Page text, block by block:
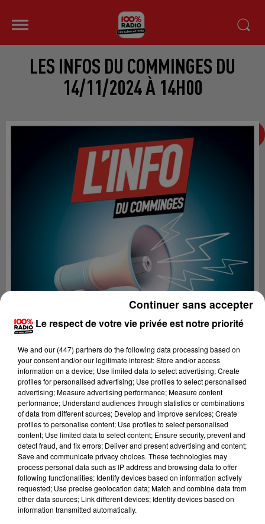
LES INFOS DU COMMINGES DU
14/11/2024 À 14H00
Lecture (2 min 29 sec)
100%
100% Radio les infos du Comminges
Le respect de votre vie privée est notre priorité
We and our (447) partnersdo the following data processing based on
your consent and/or our legitimate interest: Store and/or access
information on a device; Use limited data to select advertising; Create
profiles for personalised advertising; Use profiles to select personalised
advertising; Measure advertising performance; Measure content
performance; Understand audiences through statistics or combinations
of data from different sources; Develop and improve services; Create
profiles to personalise content; Use profiles to select personalised
content; Use limited data to select content; Ensure security, prevent and
detect fraud, and fix errors; Deliver and present advertising and content;
Save and communicate privacy choices. These technologies may
process personal data such as IP address and browsing data to offer
following functionalities: Identify devices based on information actively
requested; Use precise geolocation data; Match and combine data from
other data sources; Link different devices; Identify devices based on
information transmitted automatically.
Continuer sans accepter